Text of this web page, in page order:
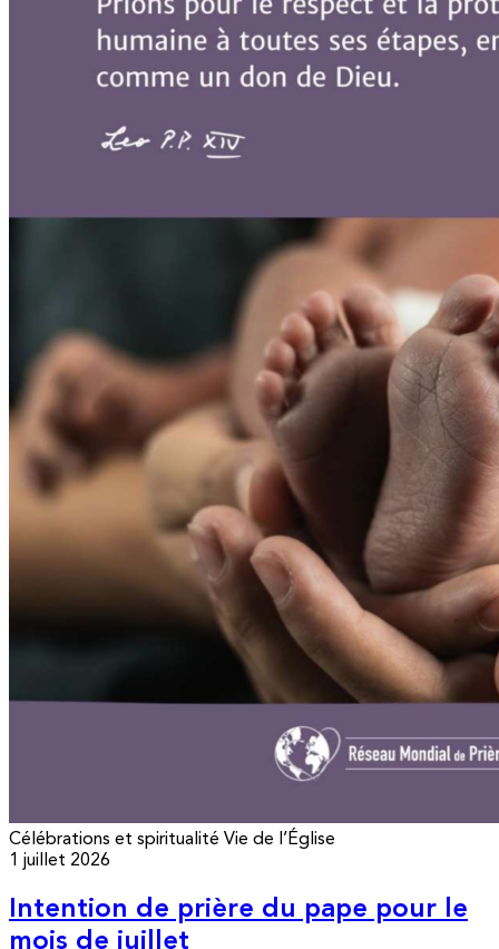
Célébrations et spiritualité Vie de l’Église
1 juillet 2026
Intention de prière du pape pour le
mois de juillet